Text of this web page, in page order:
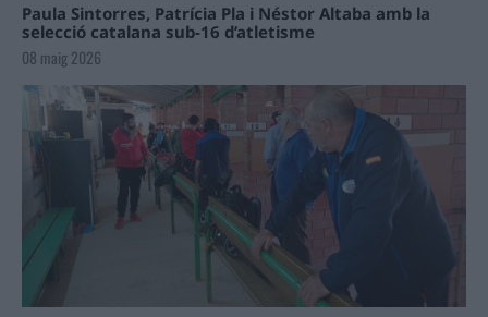
Paula Sintorres, Patrícia Pla i Néstor Altaba amb la
selecció catalana sub-16 d’atletisme
08 maig 2026